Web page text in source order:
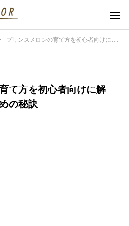
プリンスメロンの育て方を初心者向けに解説！甘く育てるための秘訣
て方を初心者向けに解
の秘訣